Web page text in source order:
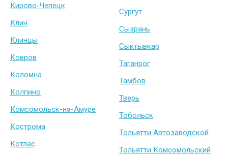
Кирово-Чепецк
Клин
Клинцы
Ковров
Коломна
Колпино
Комсомольск-на-Амуре
Кострома
Котлас
Сургут
Сызрань
Сыктывкар
Таганрог
Тамбов
Тверь
Тобольск
Тольятти Автозаводской
Тольятти Комсомольский